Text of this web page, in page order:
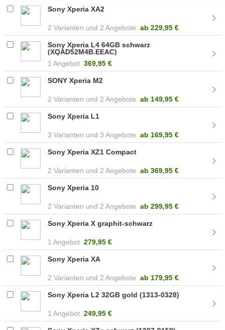
Sony Xperia XA2
2 2 Angebote ab 229,95 €
Sony Xperia L4 64GB schwarz
(XQAD52M4B.EEAC)
1 Angebot 369,95 €
SONY Xperia M2
2 2 Angebote ab 149,95 €
Sony Xperia L1
3 3 Angebote ab 169,95 €
Sony Xperia XZ1 Compact
2 2 Angebote ab 369,95 €
Sony Xperia 10
2 2 Angebote ab 299,95 €
Sony Xperia X graphit-schwarz
1 Angebot 279,95 €
Sony Xperia XA
2 2 Angebote ab 179,95 €
Sony Xperia L2 32GB gold (1313-0328)
1 Angebot 249,95 €